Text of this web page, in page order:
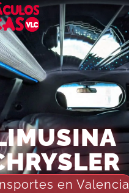
en Valencia